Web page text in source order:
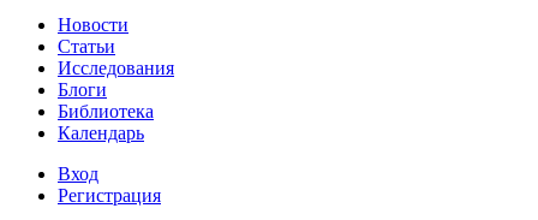
Новости
Статьи
Исследования
Блоги
Библиотека
Календарь
Вход
Регистрация